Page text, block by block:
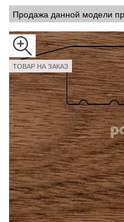
Продажа данной модели
ТОВАР НА ЗАКАЗ